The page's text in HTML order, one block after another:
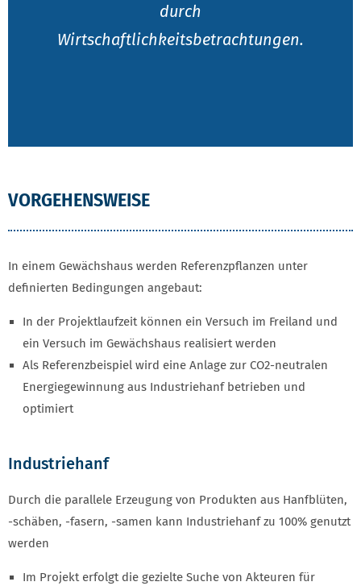
durch
Wirtschaftlichkeitsbetrachtungen.
VORGEHENSWEISE
In einem Gewächshaus werden Referenzpflanzen unter
definierten Bedingungen angebaut:
In der Projektlaufzeit können ein Versuch im Freiland und
ein Versuch im Gewächshaus realisiert werden
Als Referenzbeispiel wird eine Anlage zur CO2-neutralen
Energiegewinnung aus Industriehanf betrieben und
optimiert
Industriehanf
Durch die parallele Erzeugung von Produkten aus Hanfblüten,
-schäben, -fasern, -samen kann Industriehanf zu 100% genutzt
werden
Im Projekt erfolgt die gezielte Suche von Akteuren für